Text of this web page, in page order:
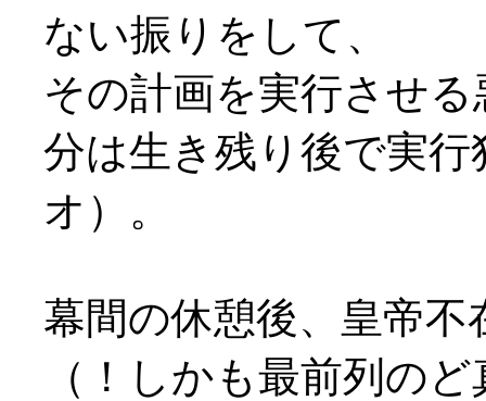
ない振りをして、
その計画を実行させ
分は生き残り後で実
オ）。
幕間の休憩後、皇帝
（！しかも最前列の